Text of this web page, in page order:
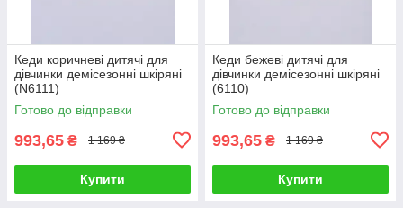
Кеди коричневі дитячі для
дівчинки демісезонні шкіряні
(N6111)
Готово до відправки
993,65 ₴ 1 169 ₴
Купити
Кеди бежеві дитячі для
дівчинки демісезонні шкіряні
(6110)
Готово до відправки
993,65 ₴ 1 169 ₴
Купити